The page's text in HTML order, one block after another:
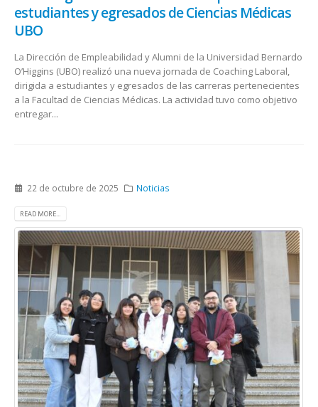
estudiantes y egresados de Ciencias Médicas
UBO
La Dirección de Empleabilidad y Alumni de la Universidad Bernardo
O’Higgins (UBO) realizó una nueva jornada de Coaching Laboral,
dirigida a estudiantes y egresados de las carreras pertenecientes
a la Facultad de Ciencias Médicas. La actividad tuvo como objetivo
entregar...
22 de octubre de 2025 Noticias
READ MORE...